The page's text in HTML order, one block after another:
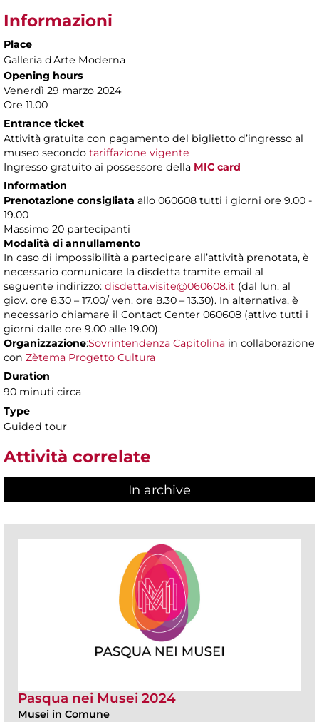
Informazioni
Place
Galleria d'Arte Moderna
Opening hours
Venerdì 29 marzo 2024
Ore 11.00
Entrance ticket
Attività gratuita con pagamento del biglietto d’ingresso al
museo secondo tariffazione vigente
Ingresso gratuito ai possessore della MIC card
Information
Prenotazione consigliata allo 060608 tutti i giorni ore 9.00 -
19.00
Massimo 20 partecipanti
Modalità di annullamento
In caso di impossibilità a partecipare all’attività prenotata, è
necessario comunicare la disdetta tramite email al
seguente indirizzo: disdetta.visite@060608.it (dal lun. al
giov. ore 8.30 – 17.00/ ven. ore 8.30 – 13.30). In alternativa, è
necessario chiamare il Contact Center 060608 (attivo tutti i
giorni dalle ore 9.00 alle 19.00).
Organizzazione:Sovrintendenza Capitolina in collaborazione
con Zètema Progetto Cultura
Duration
90 minuti circa
Type
Guided tour
Attività correlate
In archive
Pasqua nei Musei 2024
Musei in Comune